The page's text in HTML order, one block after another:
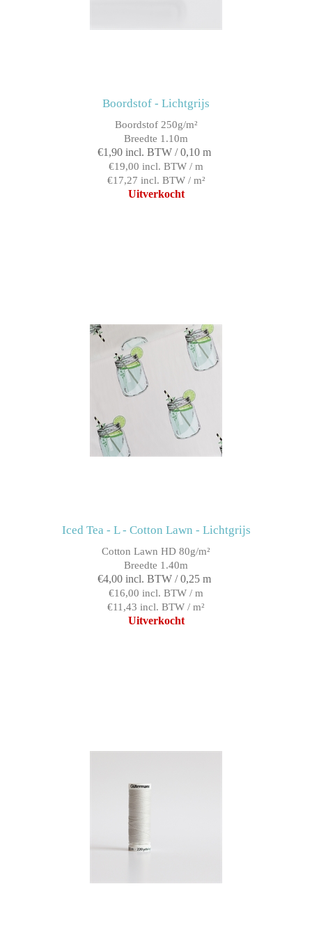
Boordstof - Lichtgrijs
Boordstof 250g/m²
Breedte 1.10m
€1,90 incl. BTW / 0,10 m
€19,00 incl. BTW / m
€17,27 incl. BTW / m²
Uitverkocht
Iced Tea - L - Cotton Lawn - Lichtgrijs
Cotton Lawn HD 80g/m²
Breedte 1.40m
€4,00 incl. BTW / 0,25 m
€16,00 incl. BTW / m
€11,43 incl. BTW / m²
Uitverkocht